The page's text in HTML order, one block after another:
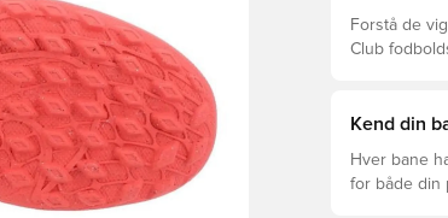
Forstå de
Club
Kend din
Hver bane
for både din